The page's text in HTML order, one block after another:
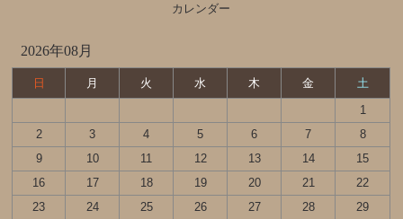
カレンダー
2026年08月
日 月 火 水 木 金
土
1
2
3 4 5 6 7
8
9
10 11 12 13 14
15
16
17 18 19 20 21
22
23
24 25 26 27 28
29